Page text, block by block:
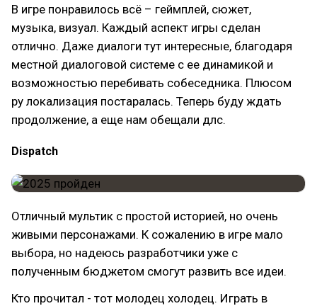
В игре понравилось всё – геймплей, сюжет,
музыка, визуал. Каждый аспект игры сделан
отлично. Даже диалоги тут интересные, благодаря
местной диалоговой системе с ее динамикой и
возможностью перебивать собеседника. Плюсом
ру локализация постаралась. Теперь буду ждать
продолжение, а еще нам обещали длс.
Dispatch
Отличный мультик с простой историей, но очень
живыми персонажами. К сожалению в игре мало
выбора, но надеюсь разработчики уже с
полученным бюджетом смогут развить все идеи.
Кто прочитал - тот молодец холодец. Играть в